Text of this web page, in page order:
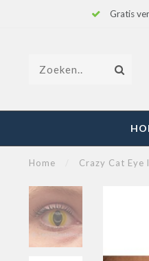
Gratis
Home Crazy Cat Eye